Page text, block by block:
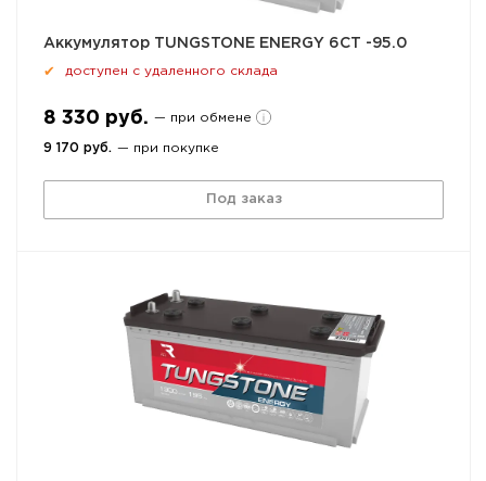
Аккумулятор TUNGSTONE ENERGY 6СТ -95.0
✔ доступен с удаленного склада
8 330 руб. — при обмене
9 170 руб. — при покупке
Под заказ